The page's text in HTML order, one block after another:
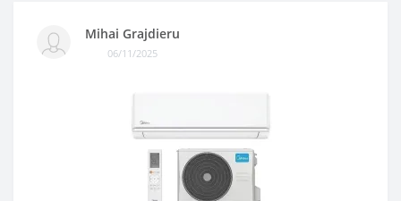
Mihai Grajdieru
06/11/2025